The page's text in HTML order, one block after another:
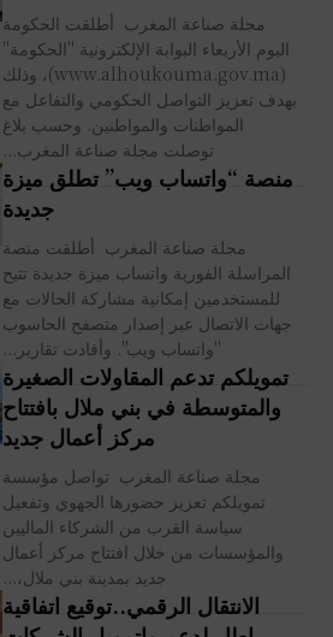
مجلة صناعة المغرب أطلقت الحكومة
اليوم الأربعاء البوابة الإلكترونية "الحكومة"
(www.alhoukouma.gov.ma)، وذلك
بهدف تعزيز التواصل الحكومي والتفاعل مع
المواطنات والمواطنين. وحسب بلاغ
توصلت مجلة صناعة المغرب...
منصة “واتساب ويب” تطلق ميزة
جديدة
مجلة صناعة المغرب أطلقت منصة
المراسلة الفورية واتساب ميزة جديدة تتيح
للمستخدمين إمكانية مشاركة الحالات مع
جهات الاتصال عبر إصدار متصفح الحاسوب
"واتساب ويب". وأفادت تقارير...
تمويلكم تدعم المقاولات الصغيرة
والمتوسطة في بني ملال بافتتاح
مركز أعمال جديد
مجلة صناعة المغرب تواصل مؤسسة
تمويلكم تعزيز حضورها الجهوي وتفعيل
سياسة القرب من الشركاء الماليين
والمؤسسات من خلال افتتاح مركز أعمال
جديد بمدينة بني ملال،...
الانتقال الرقمي..توقيع اتفاقية